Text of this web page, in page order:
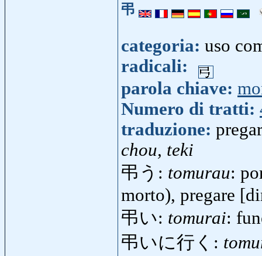
弔
categoria: uso
radicali:
parola chiave:
Numero di tratti:
traduzione:
chou, teki
弔う: tomurau:
morto), pregare
弔い: tomurai:
弔いに行く: